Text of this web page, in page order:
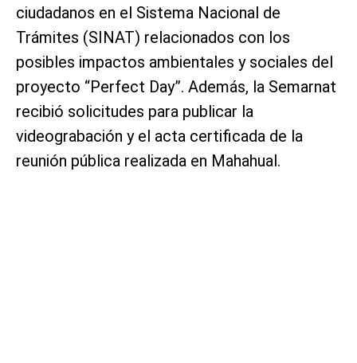
ciudadanos en el Sistema Nacional de
Trámites (SINAT) relacionados con los
posibles impactos ambientales y sociales del
proyecto “Perfect Day”. Además, la Semarnat
recibió solicitudes para publicar la
videograbación y el acta certificada de la
reunión pública realizada en Mahahual.